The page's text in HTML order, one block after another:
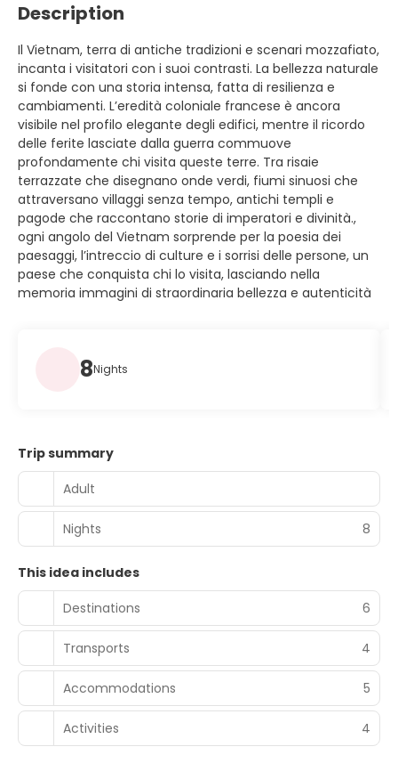
Description
Il Vietnam, terra di antiche tradizioni e scenari mozzafiato,
incanta i visitatori con i suoi contrasti. La bellezza naturale
si fonde con una storia intensa, fatta di resilienza e
cambiamenti. L’eredità coloniale francese è ancora
visibile nel profilo elegante degli edifici, mentre il ricordo
delle ferite lasciate dalla guerra commuove
profondamente chi visita queste terre. Tra risaie
terrazzate che disegnano onde verdi, fiumi sinuosi che
attraversano villaggi senza tempo, antichi templi e
pagode che raccontano storie di imperatori e divinità.,
ogni angolo del Vietnam sorprende per la poesia dei
paesaggi, l’intreccio di culture e i sorrisi delle persone, un
paese che conquista chi lo visita, lasciando nella
memoria immagini di straordinaria bellezza e autenticità
8Nights
Trip summary
Adult
Nights 8
This idea includes
Destinations
6
Transports 4
Accommodations 5
Activities 4